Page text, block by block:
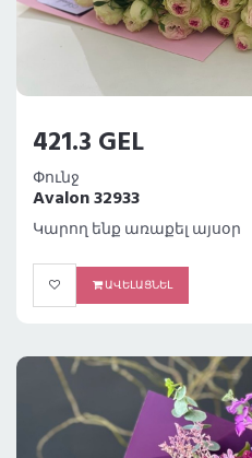
421.3 GEL
Փունջ
Avalon 32933
Կարող ենք առաքել այսօր
ԱՎԵԼԱՑՆԵԼ